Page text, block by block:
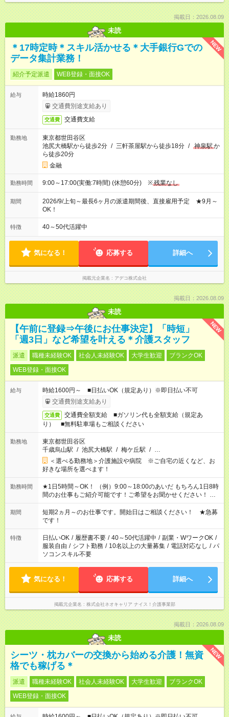
掲載日：2026.08.09
未読
NEW
＊17時定時＊スキル活かせる＊大手銀行Gでの
データ集計業務！
紹介予定派遣 WEB登録・面接OK
給与
時給1860円
交通費別途支給あり
交通費 交通費支給
勤務地
東京都世田谷区
池尻大橋駅から徒歩2分 / 三軒茶屋駅から徒歩18分 / 神泉駅か
ら徒歩20分
金融
勤務時間 9:00～17:00(実働:7時間) (休憩60分) ※残業なし
期間
2026/9/上旬～最長6ヶ月の派遣期間後、直接雇用予定 ★9月～
OK！
特徴 40～50代活躍中
気になる！ 応募する 詳細へ
掲載元企業名 アデコ株式会社
掲載日：2026.08.09
未読
NEW
【午前に登録⇒午後にお仕事決定】「時短」
「週3日」など希望を叶える＊介護スタッフ
派遣 職種未経験OK 社会人未経験OK 大学生歓迎
ブランクOK
WEB登録・面接OK
給与
時給1600円～ ■日払いOK（規定あり）※即日払い不可
交通費別途支給あり
交通費
交通費全額支給 ■ガソリン代も全額支給（規定あ
り） ■無料駐車場もご相談ください
勤務地
東京都世田谷区
千歳烏山駅 / 池尻大橋駅 / 梅ケ丘駅 / …
＜選べる勤務地＞介護施設や病院 ※ご自宅の近くなど、お
好きな場所を選べます！
勤務時間
★1日5時間～OK！ （例）9:00～18:00のあいだ もちろん1日8時
間のお仕事もご紹介可能です！ご希望をお聞かせください！ ※
週最低15時間以上の勤務が必要です
期間
短期2ヵ月～のお仕事です。開始日はご相談ください！ ★急募
です！
特徴 日払いOK / 履歴書不要 / 40～50代活躍中 / 副業・WワークOK /
服装自由 / シフト勤務 / 10名以上の大量募集 / 電話対応なし / パ
ソコンスキル不要
気になる！ 応募する 詳細へ
掲載元企業名 株式会社ネオキャリア ナイス！介護事業部
掲載日：2026.08.09
未読
NEW
シーツ・枕カバーの交換から始める介護！無資
格でも稼げる＊
派遣 職種未経験OK 社会人未経験OK 大学生歓迎
ブランクOK
WEB登録・面接OK